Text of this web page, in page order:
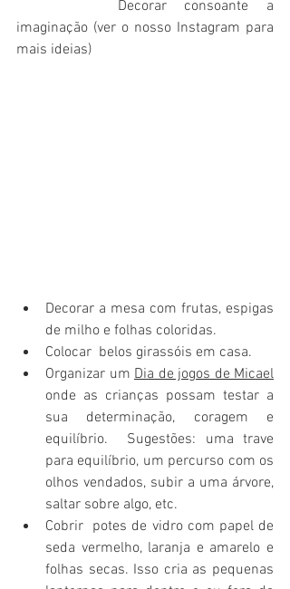
imaginação (ver o nosso Instagram para
mais ideias)
Decorar a mesa com frutas, espigas
de milho e folhas coloridas.
Colocar  belos girassóis em casa.
Organizar um Dia de jogos de Micael
onde as crianças possam testar a
sua determinação, coragem e
equilíbrio.  Sugestões: uma trave
para equilíbrio, um percurso com os
olhos vendados, subir a uma árvore,
saltar sobre algo, etc.
Cobrir  potes de vidro com papel de
seda vermelho, laranja e amarelo e
folhas secas. Isso cria as pequenas